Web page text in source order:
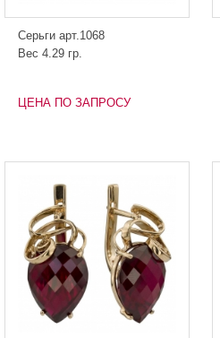
Серьги арт.1068
Вес 4.29 гр.
ЦЕНА ПО ЗАПРОСУ